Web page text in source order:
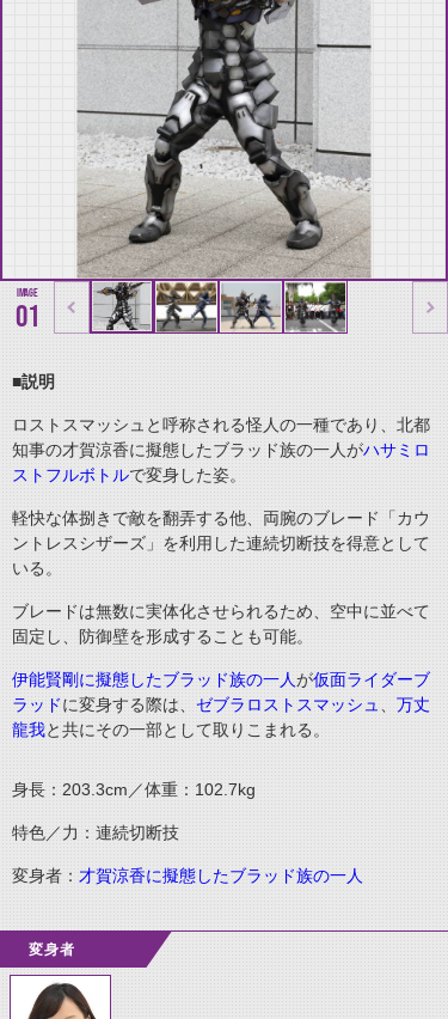
01
■説明
ロストスマッシュと呼称される怪人の一種であり、北都
知事の才賀涼香に擬態したブラッド族の一人がハサミロ
ストフルボトルで変身した姿。
軽快な体捌きで敵を翻弄する他、両腕のブレード「カウ
ントレスシザーズ」を利用した連続切断技を得意として
いる。
ブレードは無数に実体化させられるため、空中に並べて
固定し、防御壁を形成することも可能。
伊能賢剛に擬態したブラッド族の一人が仮面ライダーブ
ラッドに変身する際は、 ゼブラロストスマッシュ
万丈
龍我と共にその一部として取りこまれる。
身長：203.3cm／体重：102.7kg
特色／力：連続切断技
変身者： 才賀涼香に擬態したブラッド族の一人
変身者